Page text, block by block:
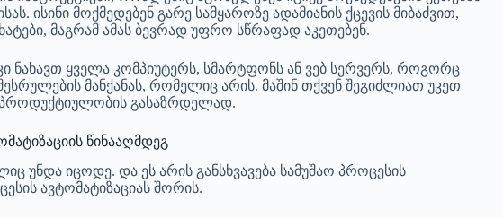
ისინი მოქმედებენ გარე სამყაროზე ადამიანის ქცევის მიბაძვით,
მაგრამ ამას ბევრად უფრო სწრაფად აკეთებენ.
ნახავთ ყველა კომპიუტერს, სმარტფონს ან ვებ სერვერს, როგორც
მანქანას, რომელიც არის. მაშინ თქვენ შეგიძლიათ უკეთ
გასაზრდელად.
წინააღმდეგ
უნდა იცოდე. და ეს არის განსხვავება სამუშაო პროცესის
ავტომატიზაციას შორის.